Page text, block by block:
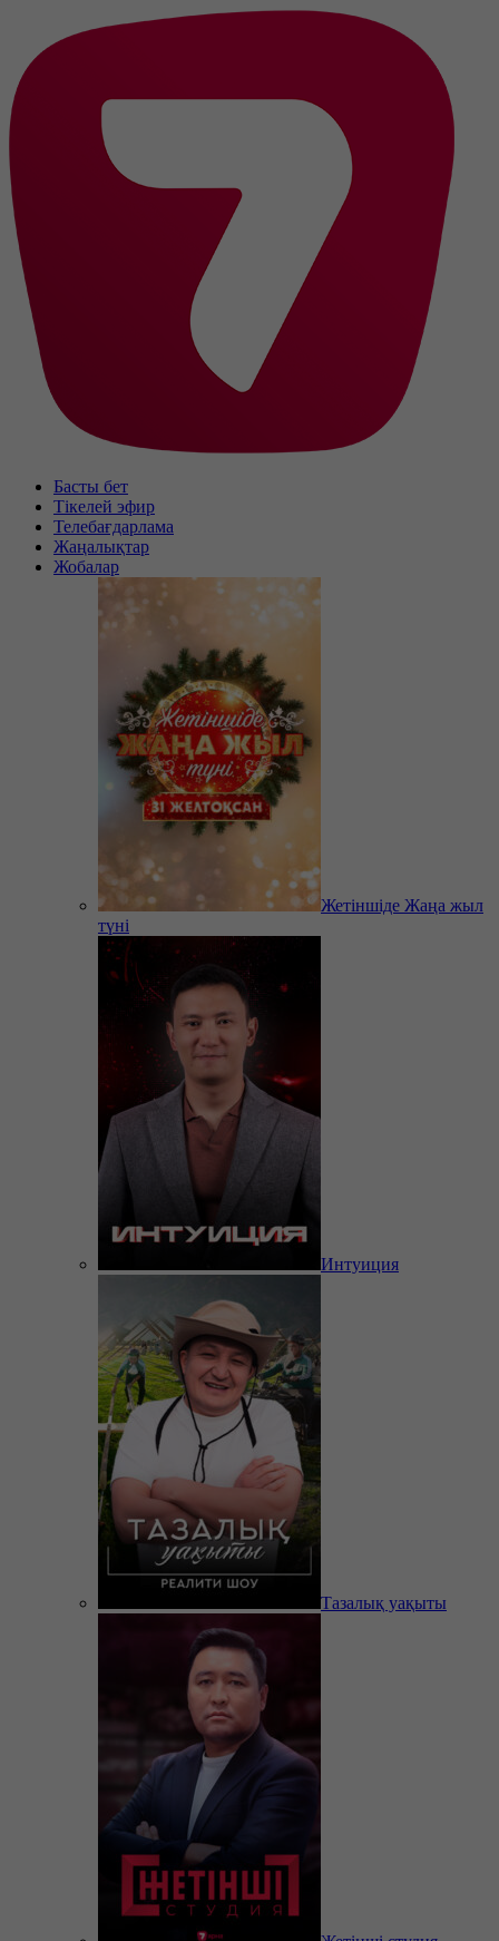
Басты бет
Тікелей эфир
Телебағдарлама
Жаңалықтар
Жобалар
Жетіншіде Жаңа жыл
түні
Интуиция
Тазалық уақыты